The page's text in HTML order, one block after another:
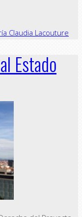
Claudia Lacouture
Estado